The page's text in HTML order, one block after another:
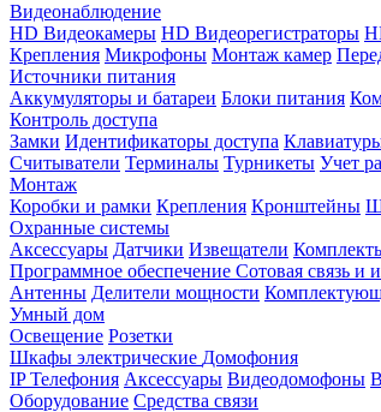
Видеонаблюдение
HD Видеокамеры HD Видеорегистраторы
Крепления Микрофоны Монтаж камер
Источники питания
Аккумуляторы и батареи Блоки питания
Контроль доступа
Замки Идентификаторы доступа
Считыватели Терминалы Турникеты Учет
Монтаж
Коробки и рамки Крепления Кронштейны
Охранные системы
Аксессуары Датчики Извещатели
Программное обеспечение Сотовая связь и
Антенны Делители мощности
Умный дом
Освещение Розетки
Шкафы электрические Домофония
IP Телефония Аксессуары Видеодомофоны
Оборудование Средства связи